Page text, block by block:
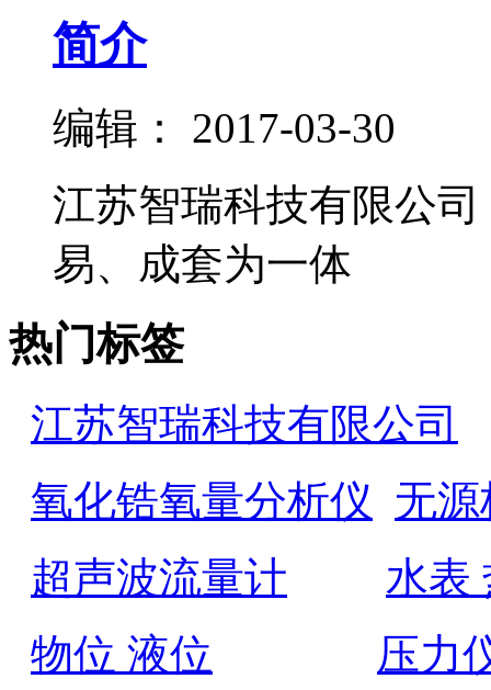
简介
编辑： 2017-03-30
江苏智瑞科技有限公
易、成套为一体
热门标签
江苏智瑞科技有限公司
氧化锆氧量分析仪 无
超声波流量计
水表
物位 液位
压力